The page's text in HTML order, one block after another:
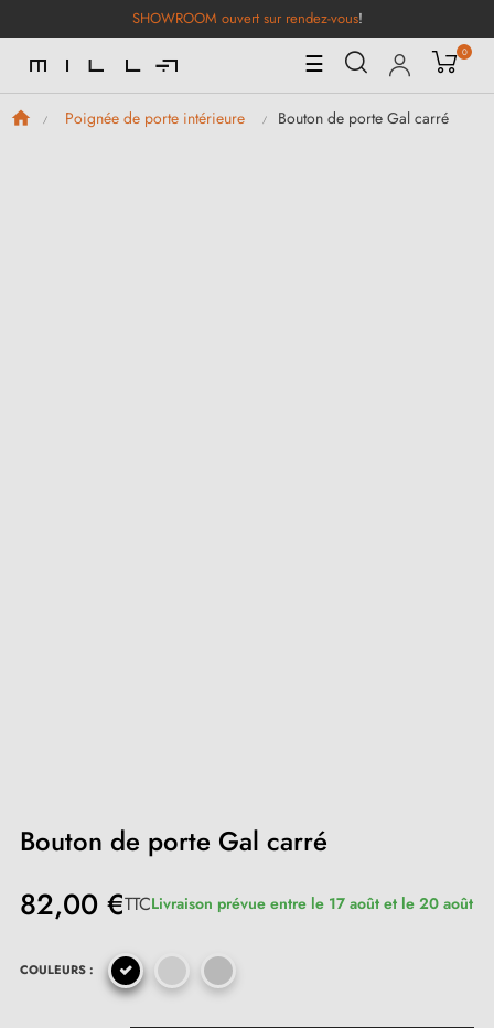
SHOWROOM ouvert sur rendez-vous!
Basculer
la
navigation
☰ 0
Poignée de porte intérieure Bouton de porte Gal carré
Bouton de porte Gal carré
82,00 €TTCLivraison prévue entre le 17 août et le 20 août
COULEURS :